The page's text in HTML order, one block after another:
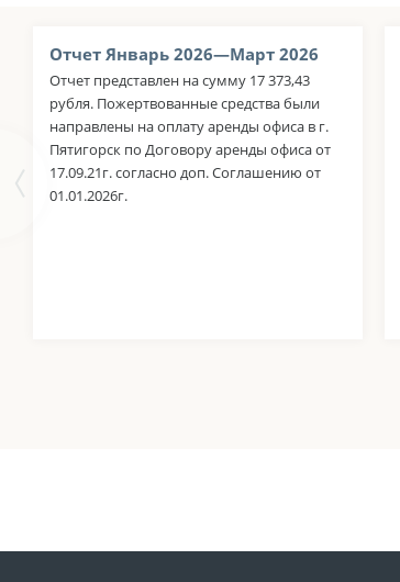
Отчет Январь 2026—Март 2026
Отчет представлен на сумму 17 373,43
рубля. Пожертвованные средства были
направлены на оплату аренды офиса в г.
Пятигорск по Договору аренды офиса от
17.09.21г. согласно доп. Соглашению от
01.01.2026г.